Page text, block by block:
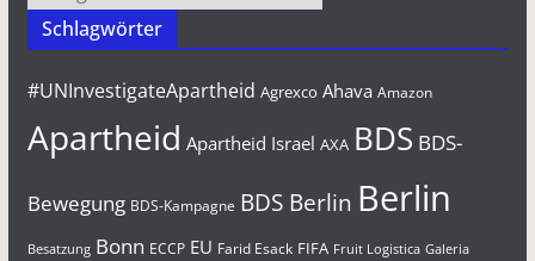
Schlagwörter
#UNInvestigateApartheid Agrexco Ahava Amazon
Apartheid Apartheid Israel AXA BDS BDS-
Bewegung BDS-Kampagne BDS Berlin Berlin
Besatzung Bonn ECCP EU Farid Esack FIFA Fruit Logistica Galeria